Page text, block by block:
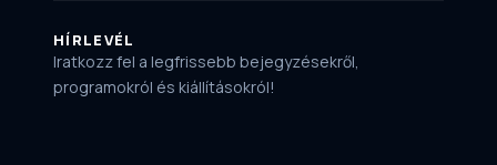
HÍRLEVÉL
Iratkozz fel a legfrissebb bejegyzésekről,
programokról és kiállításokról!